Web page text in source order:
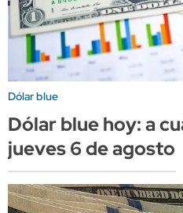
Dólar blue
Dólar blue hoy: a
jueves 6 de agosto